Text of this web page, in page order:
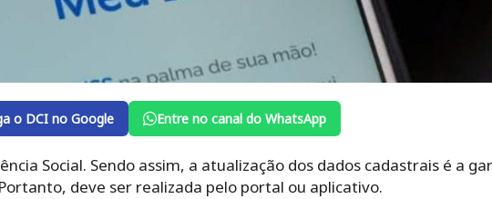
o DCI no Google Entre no canal do WhatsApp
Social. Sendo assim, a atualização dos dados cadastrais é a
deve ser realizada pelo portal ou aplicativo.